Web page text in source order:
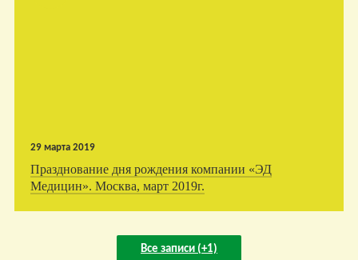
29 марта 2019
Празднование дня рождения компании «ЭД
Медицин». Москва, март 2019г.
Все записи (+1)